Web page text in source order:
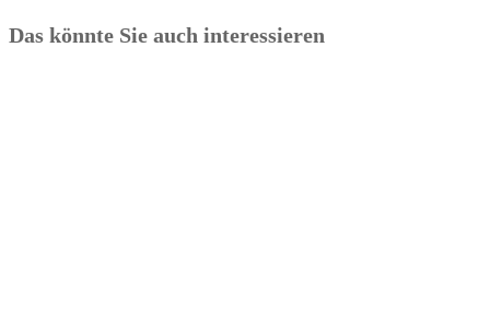
Das könnte Sie auch interessieren